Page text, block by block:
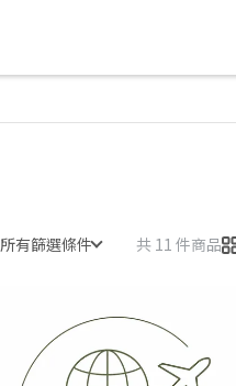
所有篩選條件 共 11 件商品